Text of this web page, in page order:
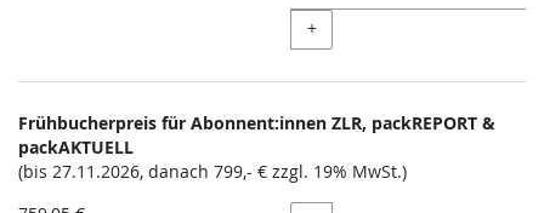
+
Frühbucherpreis für Abonnent:innen ZLR, packREPORT &
packAKTUELL
(bis 27.11.2026, danach 799,- € zzgl. 19% MwSt.)